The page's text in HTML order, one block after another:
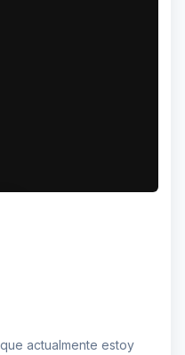
actualmente estoy